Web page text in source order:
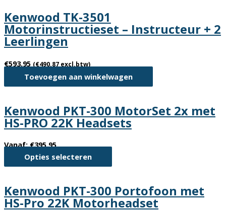
Kenwood TK-3501
Motorinstructieset – Instructeur + 2
Leerlingen
€593.95 (€490.87 excl.btw)
Toevoegen aan winkelwagen
Kenwood PKT-300 MotorSet 2x met
HS-PRO 22K Headsets
Vanaf:€395.95
Opties selecteren
product
meerdere
variaties.
Kenwood PKT-300 Portofoon met
HS-Pro 22K Motorheadset